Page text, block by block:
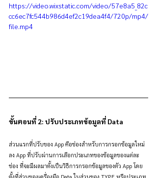
https://video.wixstatic.com/video/57e8a5_82c
cc6ec7fc544b986d4ef2c19dea4f4/720p/mp4/
file.mp4
ขั้นตอนที่ 2: ปรับประเภทข้อมูลที่ Data
ส่วนแรกที่ปรับของ App คือช่องสำหรับการกรอกข้อมูลใหม่
ลง App ที่ปรับผ่านการเลือกประเภทของข้อมูลของแต่ละ
ช่อง ที่จะมีผลมาตั้งเป็นวิธีการกรอกข้อมูลของตัว App โดย
ตั้งที่ส่วนของเครื่องมือ Data ในส่วนของ TYPE หรือประเภท